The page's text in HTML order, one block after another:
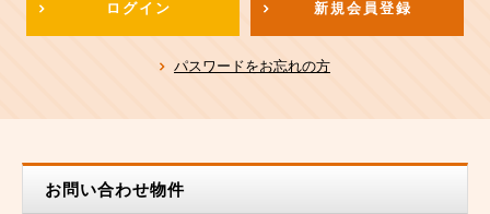
ログイン 新規会員登録
パスワードをお忘れの方
お問い合わせ物件